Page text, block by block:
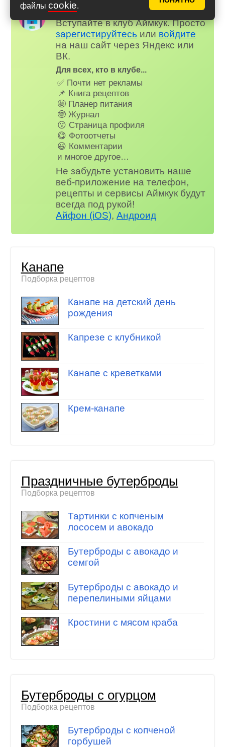
файлы cookie.
Надоела реклама?
Вступайте в клуб Аймкук. Просто
зарегистируйтесь или войдите
на наш сайт через Яндекс или
ВК.
Для всех, кто в клубе...
✅ Почти нет рекламы
📌 Книга рецептов
🤩 Планер питания
🤓 Журнал
😗 Страница профиля
😋 Фотоотчеты
😃 Комментарии
и многое другое…
Не забудьте установить наше
веб-приложение на телефон,
рецепты и сервисы Аймкук будут
всегда под рукой!
Айфон (iOS),Андроид
✕
Канапе
Подборка рецептов
Канапе на детский день
рождения
Капрезе с клубникой
Канапе с креветками
Крем-канапе
Праздничные бутерброды
Подборка рецептов
Тартинки с копченым
лососем и авокадо
Бутерброды с авокадо и
семгой
Бутерброды с авокадо и
перепелиными яйцами
Кростини с мясом краба
Бутерброды с огурцом
Подборка рецептов
Бутерброды с копченой
горбушей